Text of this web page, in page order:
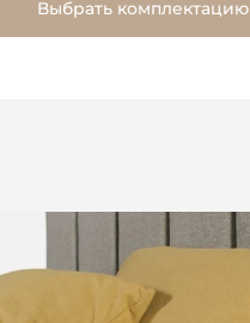
Выбрать комплектацию